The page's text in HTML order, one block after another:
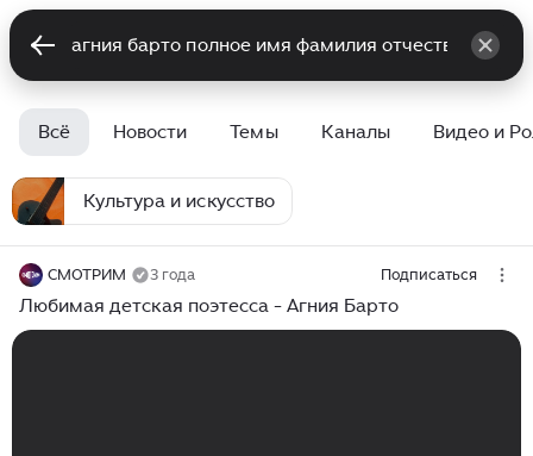
Всё Новости Темы Каналы Видео и
Культура и искусство
СМОТРИМ 3 года Подписаться
Любимая детская поэтесса - Агния Барто